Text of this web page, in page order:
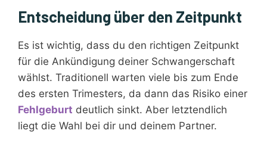
Entscheidung über den Zeitpunkt
Es ist wichtig, dass du den richtigen Zeitpunkt
für die Ankündigung deiner Schwangerschaft
wählst. Traditionell warten viele bis zum Ende
des ersten Trimesters, da dann das Risiko einer
Fehlgeburt deutlich sinkt. Aber letztendlich
liegt die Wahl bei dir und deinem Partner.